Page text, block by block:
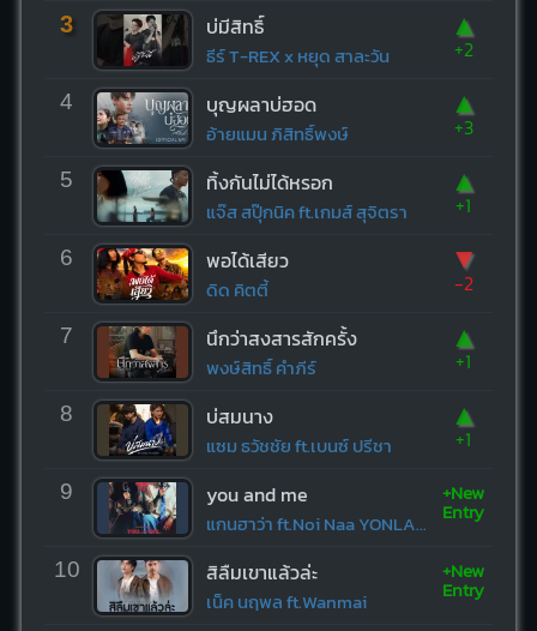
3 บ่มีสิทธิ์
ธีร์ T-REX x หยุด สาละวัน
▲
+2
4 บุญผลาบ่ฮอด
อ้ายแมน ภิสิทธิ์พงษ์
▲
+3
5 ทิ้งกันไม่ได้หรอก
แจ๊ส สปุ๊กนิค ft.เกมส์ สุจิตรา
▲
+1
6 พอได้เสียว
ดิด คิตตี้
▼
-2
7 นึกว่าสงสารสักครั้ง
พงษ์สิทธิ์ คำภีร์
▲
+1
8 บ่สมนาง
แซม ธวัชชัย ft.เบนซ์ ปรีชา
▲
+1
9 you and me
แกนฮาว่า ft.Noi Naa YONLAPA
+New
Entry
10 สิลืมเขาแล้วล่ะ
เน็ค นฤพล ft.Wanmai
+New
Entry